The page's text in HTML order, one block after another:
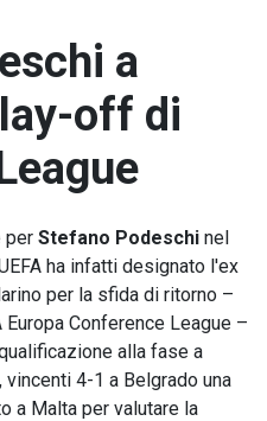
a
off di
per Stefano Podeschi nel
ha infatti designato l'ex
per la sfida di ritorno –
Conference League –
alla fase a
4-1 a Belgrado una
a Malta per valutare la